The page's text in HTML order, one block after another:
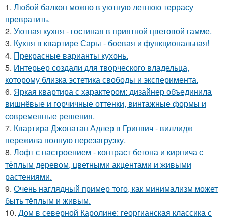
1. Любой балкон можно в уютную летнюю террасу
превратить.
2. Уютная кухня - гостиная в приятной цветовой гамме.
3. Кухня в квартире Сары - боевая и функциональная!
4. Прекрасные варианты кухонь.
5. Интерьер создали для творческого владельца,
которому близка эстетика свободы и эксперимента.
6. Яркая квартира с характером: дизайнер объединила
вишнёвые и горчичные оттенки, винтажные формы и
современные решения.
7. Квартира Джонатан Адлер в Гринвич - виллидж
пережила полную перезагрузку.
8. Лофт с настроением - контраст бетона и кирпича с
тёплым деревом, цветными акцентами и живыми
растениями.
9. Очень наглядный пример того, как минимализм может
быть тёплым и живым.
10. Дом в северной Каролине: георгианская классика с